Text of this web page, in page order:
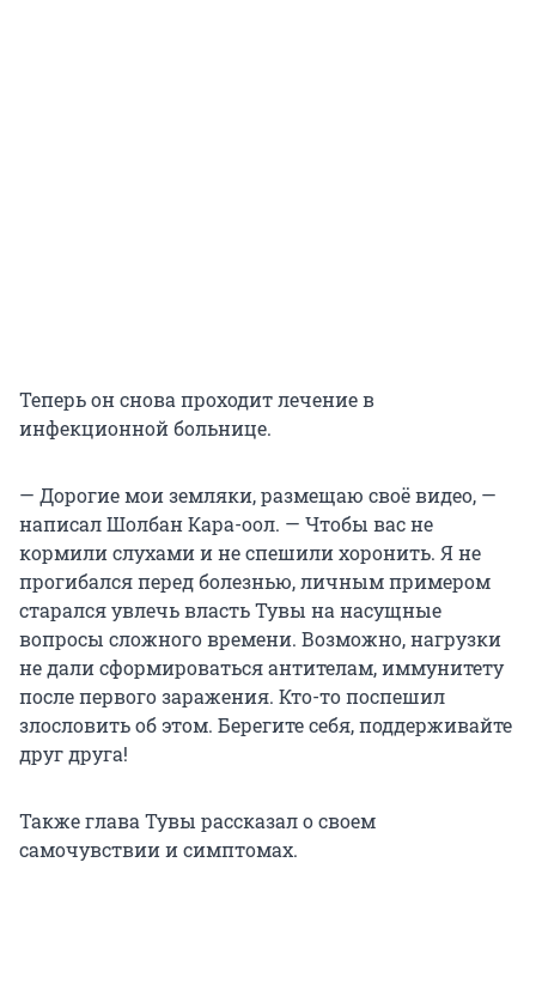
Теперь он снова проходит лечение в
инфекционной больнице.
— Дорогие мои земляки, размещаю своё видео, —
написал Шолбан Кара-оол. — Чтобы вас не
кормили слухами и не спешили хоронить. Я не
прогибался перед болезнью, личным примером
старался увлечь власть Тувы на насущные
вопросы сложного времени. Возможно, нагрузки
не дали сформироваться антителам, иммунитету
после первого заражения. Кто-то поспешил
злословить об этом. Берегите себя, поддерживайте
друг друга!
Также глава Тувы рассказал о своем
самочувствии и симптомах.